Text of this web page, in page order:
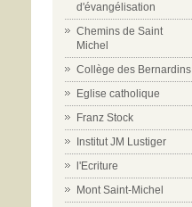
d'évangélisation
Chemins de Saint
Michel
Collège des Bernardins
Eglise catholique
Franz Stock
Institut JM Lustiger
l'Ecriture
Mont Saint-Michel